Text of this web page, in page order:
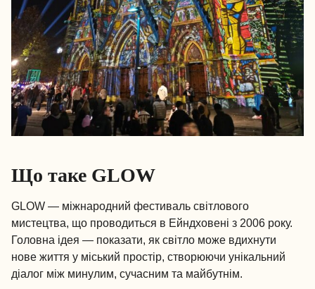
Що таке GLOW
GLOW — міжнародний фестиваль світлового
мистецтва, що проводиться в Ейндховені з 2006 року.
Головна ідея — показати, як світло може вдихнути
нове життя у міський простір, створюючи унікальний
діалог між минулим, сучасним та майбутнім.